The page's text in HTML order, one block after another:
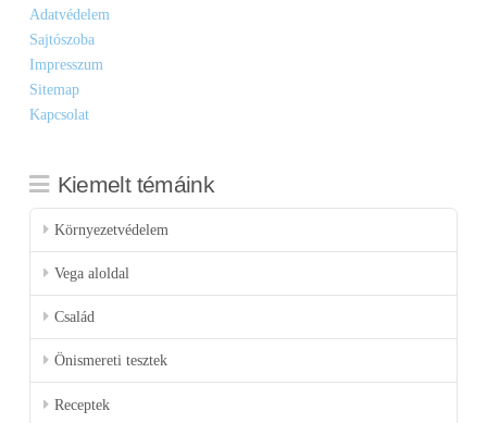
Adatvédelem
Sajtószoba
Impresszum
Sitemap
Kapcsolat
Kiemelt témáink
Környezetvédelem
Vega aloldal
Család
Önismereti tesztek
Receptek